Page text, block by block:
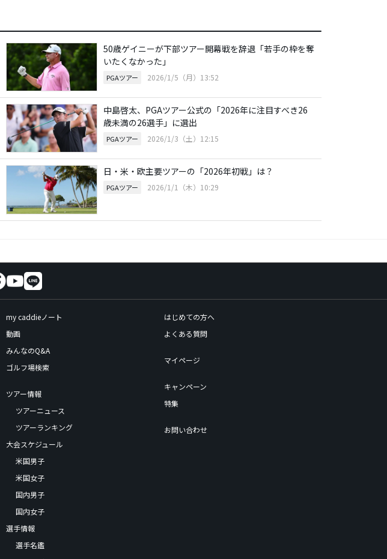
50歳ゲイニーが下部ツアー開幕戦を辞退「若手の枠を奪
いたくなかった」
PGAツアー 2026/1/5（月）13:52
中島啓太、PGAツアー公式の「2026年に注目すべき26
歳未満の26選手」に選出
PGAツアー 2026/1/3（土）12:15
日・米・欧主要ツアーの「2026年初戦」は？
PGAツアー 2026/1/1（木）10:29
my caddieノート
動画
みんなのQ&A
ゴルフ場検索
ツアー情報
ツアーニュース
ツアーランキング
大会スケジュール
米国男子
米国女子
国内男子
国内女子
選手情報
選手名鑑
はじめての方へ
よくある質問
マイページ
キャンペーン
特集
お問い合わせ